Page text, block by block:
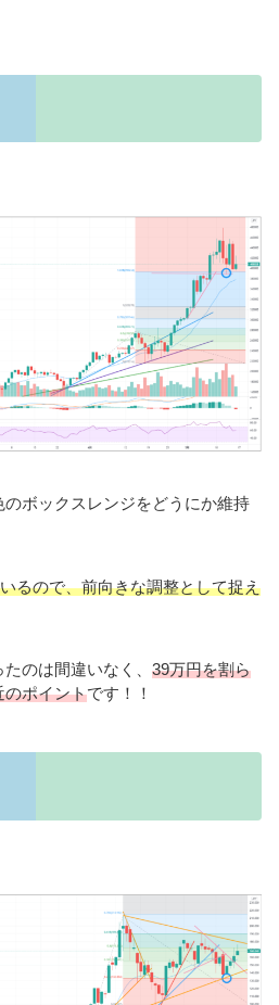
ボックスレンジをどうにか維持
るので、前向きな調整として捉え
のは間違いなく、 39万円を割ら
のポイントです！！